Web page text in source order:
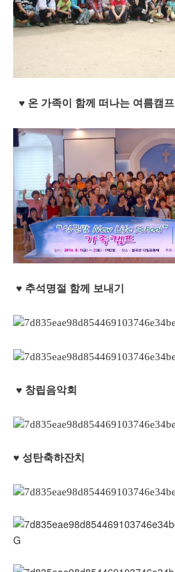
♥ 온 가족이 함께 떠나는 여름캠프
♥​ 추석명절 함께 보내기
♥​ 창립음악회
♥​ 성탄축하잔치